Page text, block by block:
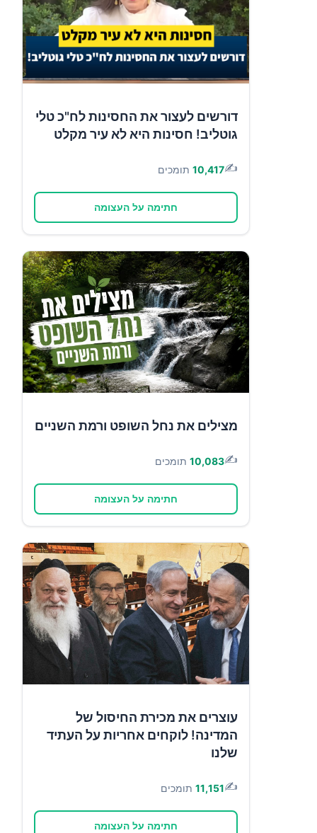
דורשים לעצור את החסינות לח"כ טלי
גוטליב! חסינות היא לא עיר מקלט
✍️
10,417 תומכים
חתימה על העצומה
מצילים את נחל השופט ורמת השניים
✍️
10,083 תומכים
חתימה על העצומה
עוצרים את מכירת החיסול של
המדינה! לוקחים אחריות על העתיד
שלנו
✍️
11,151 תומכים
חתימה על העצומה